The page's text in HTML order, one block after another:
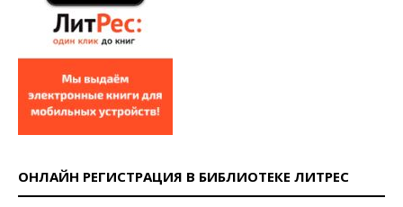
ОНЛАЙН РЕГИСТРАЦИЯ В БИБЛИОТЕКЕ ЛИТРЕС